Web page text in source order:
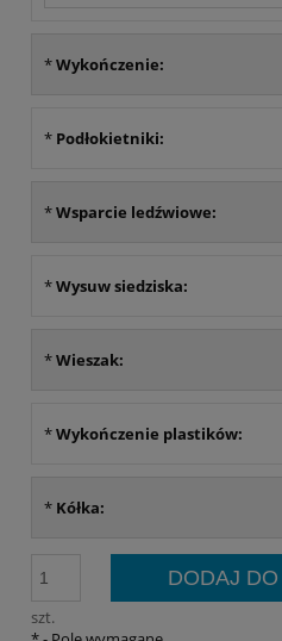
*Wykończenie:
* Podłokietniki:
*Wsparcie ledźwiowe:
*Wysuw siedziska:
*Wieszak:
*Wykończenie plastików:
* Kółka:
szt.
DODAJ